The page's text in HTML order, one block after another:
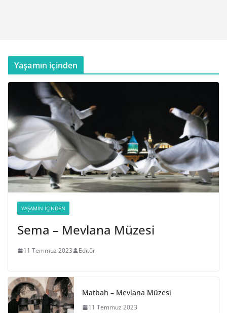
Yaşamın içinden
YAŞAMIN İÇINDEN
Sema – Mevlana Müzesi
11 Temmuz 2023 Editör
Matbah – Mevlana Müzesi
11 Temmuz 2023